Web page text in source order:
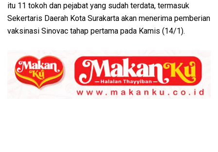
itu 11 tokoh dan pejabat yang sudah terdata, termasuk
Sekertaris Daerah Kota Surakarta akan menerima pemberian
vaksinasi Sinovac tahap pertama pada Kamis (14/1).